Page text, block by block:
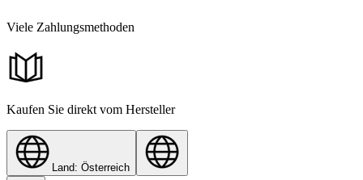
Viele Zahlungsmethoden
Kaufen Sie direkt vom Hersteller
Land: Österreich